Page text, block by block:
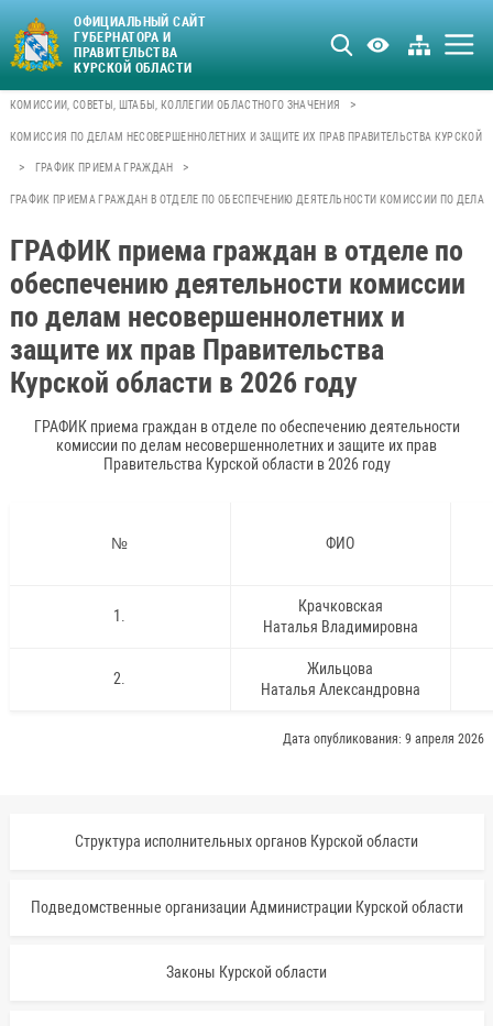
ОФИЦИАЛЬНЫЙ САЙТ
ГУБЕРНАТОРА И
ПРАВИТЕЛЬСТВА
КУРСКОЙ ОБЛАСТИ
КОМИССИИ, СОВЕТЫ, ШТАБЫ, КОЛЛЕГИИ ОБЛАСТНОГО ЗНАЧЕНИЯ >
КОМИССИЯ ПО ДЕЛАМ НЕСОВЕРШЕННОЛЕТНИХ И ЗАЩИТЕ ИХ ПРАВ ПРАВИТЕЛЬСТВА КУРСКОЙ
> ГРАФИК ПРИЕМА ГРАЖДАН >
ГРАФИК ПРИЕМА ГРАЖДАН В ОТДЕЛЕ ПО ОБЕСПЕЧЕНИЮ ДЕЯТЕЛЬНОСТИ КОМИССИИ ПО
ГРАФИК приема граждан в отделе по
обеспечению деятельности комиссии
по делам несовершеннолетних и
защите их прав Правительства
Курской области в 2026 году
ГРАФИК приема граждан в отделе по обеспечению деятельности
комиссии по делам несовершеннолетних и защите их прав
Правительства Курской области в 2026 году
№ ФИО
1.
Крачковская
Наталья Владимировна
2.
Жильцова
Наталья Александровна
Дата опубликования: 9 апреля 2026
Структура исполнительных органов Курской области
Подведомственные организации Администрации Курской области
Законы Курской области